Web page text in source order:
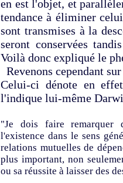
en est l'objet, et
tendance à éliminer
sont transmises à la
seront conservées
Voilà donc expliqué le
Revenons cependant
Celui-ci dénote en
l'indique lui-même
"Je dois faire
l'existence dans le sens
relations mutuelles de
plus important, non
ou sa réussite à laisser des